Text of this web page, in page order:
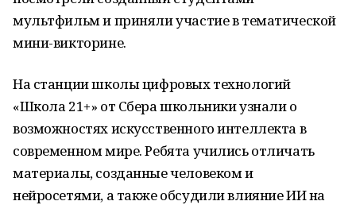
мультфильм и приняли участие в тематической
мини-викторине.
На станции школы цифровых технологий
«Школа 21+» от Сбера школьники узнали о
возможностях искусственного интеллекта в
современном мире. Ребята учились отличать
материалы, созданные человеком и
нейросетями, а также обсудили влияние ИИ на